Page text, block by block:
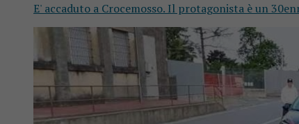
E' accaduto a Crocemosso. Il protagonista è un